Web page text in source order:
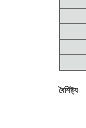
বৈশিষ্ট্য